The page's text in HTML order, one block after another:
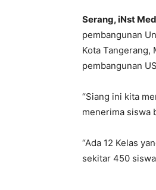
Serang, iNst
pembangunan
Kota Tangerang,
pembangunan
“Siang ini kita
menerima siswa
“Ada 12 Kelas
sekitar 450